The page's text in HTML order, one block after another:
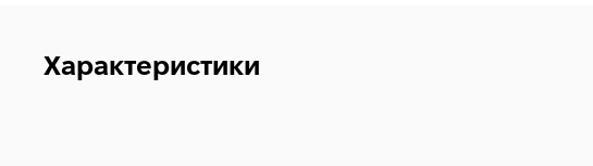
Характеристики